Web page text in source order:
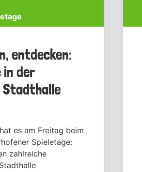
entdecken:
in der
es am Freitag beim
Spieletage:
zahlreiche